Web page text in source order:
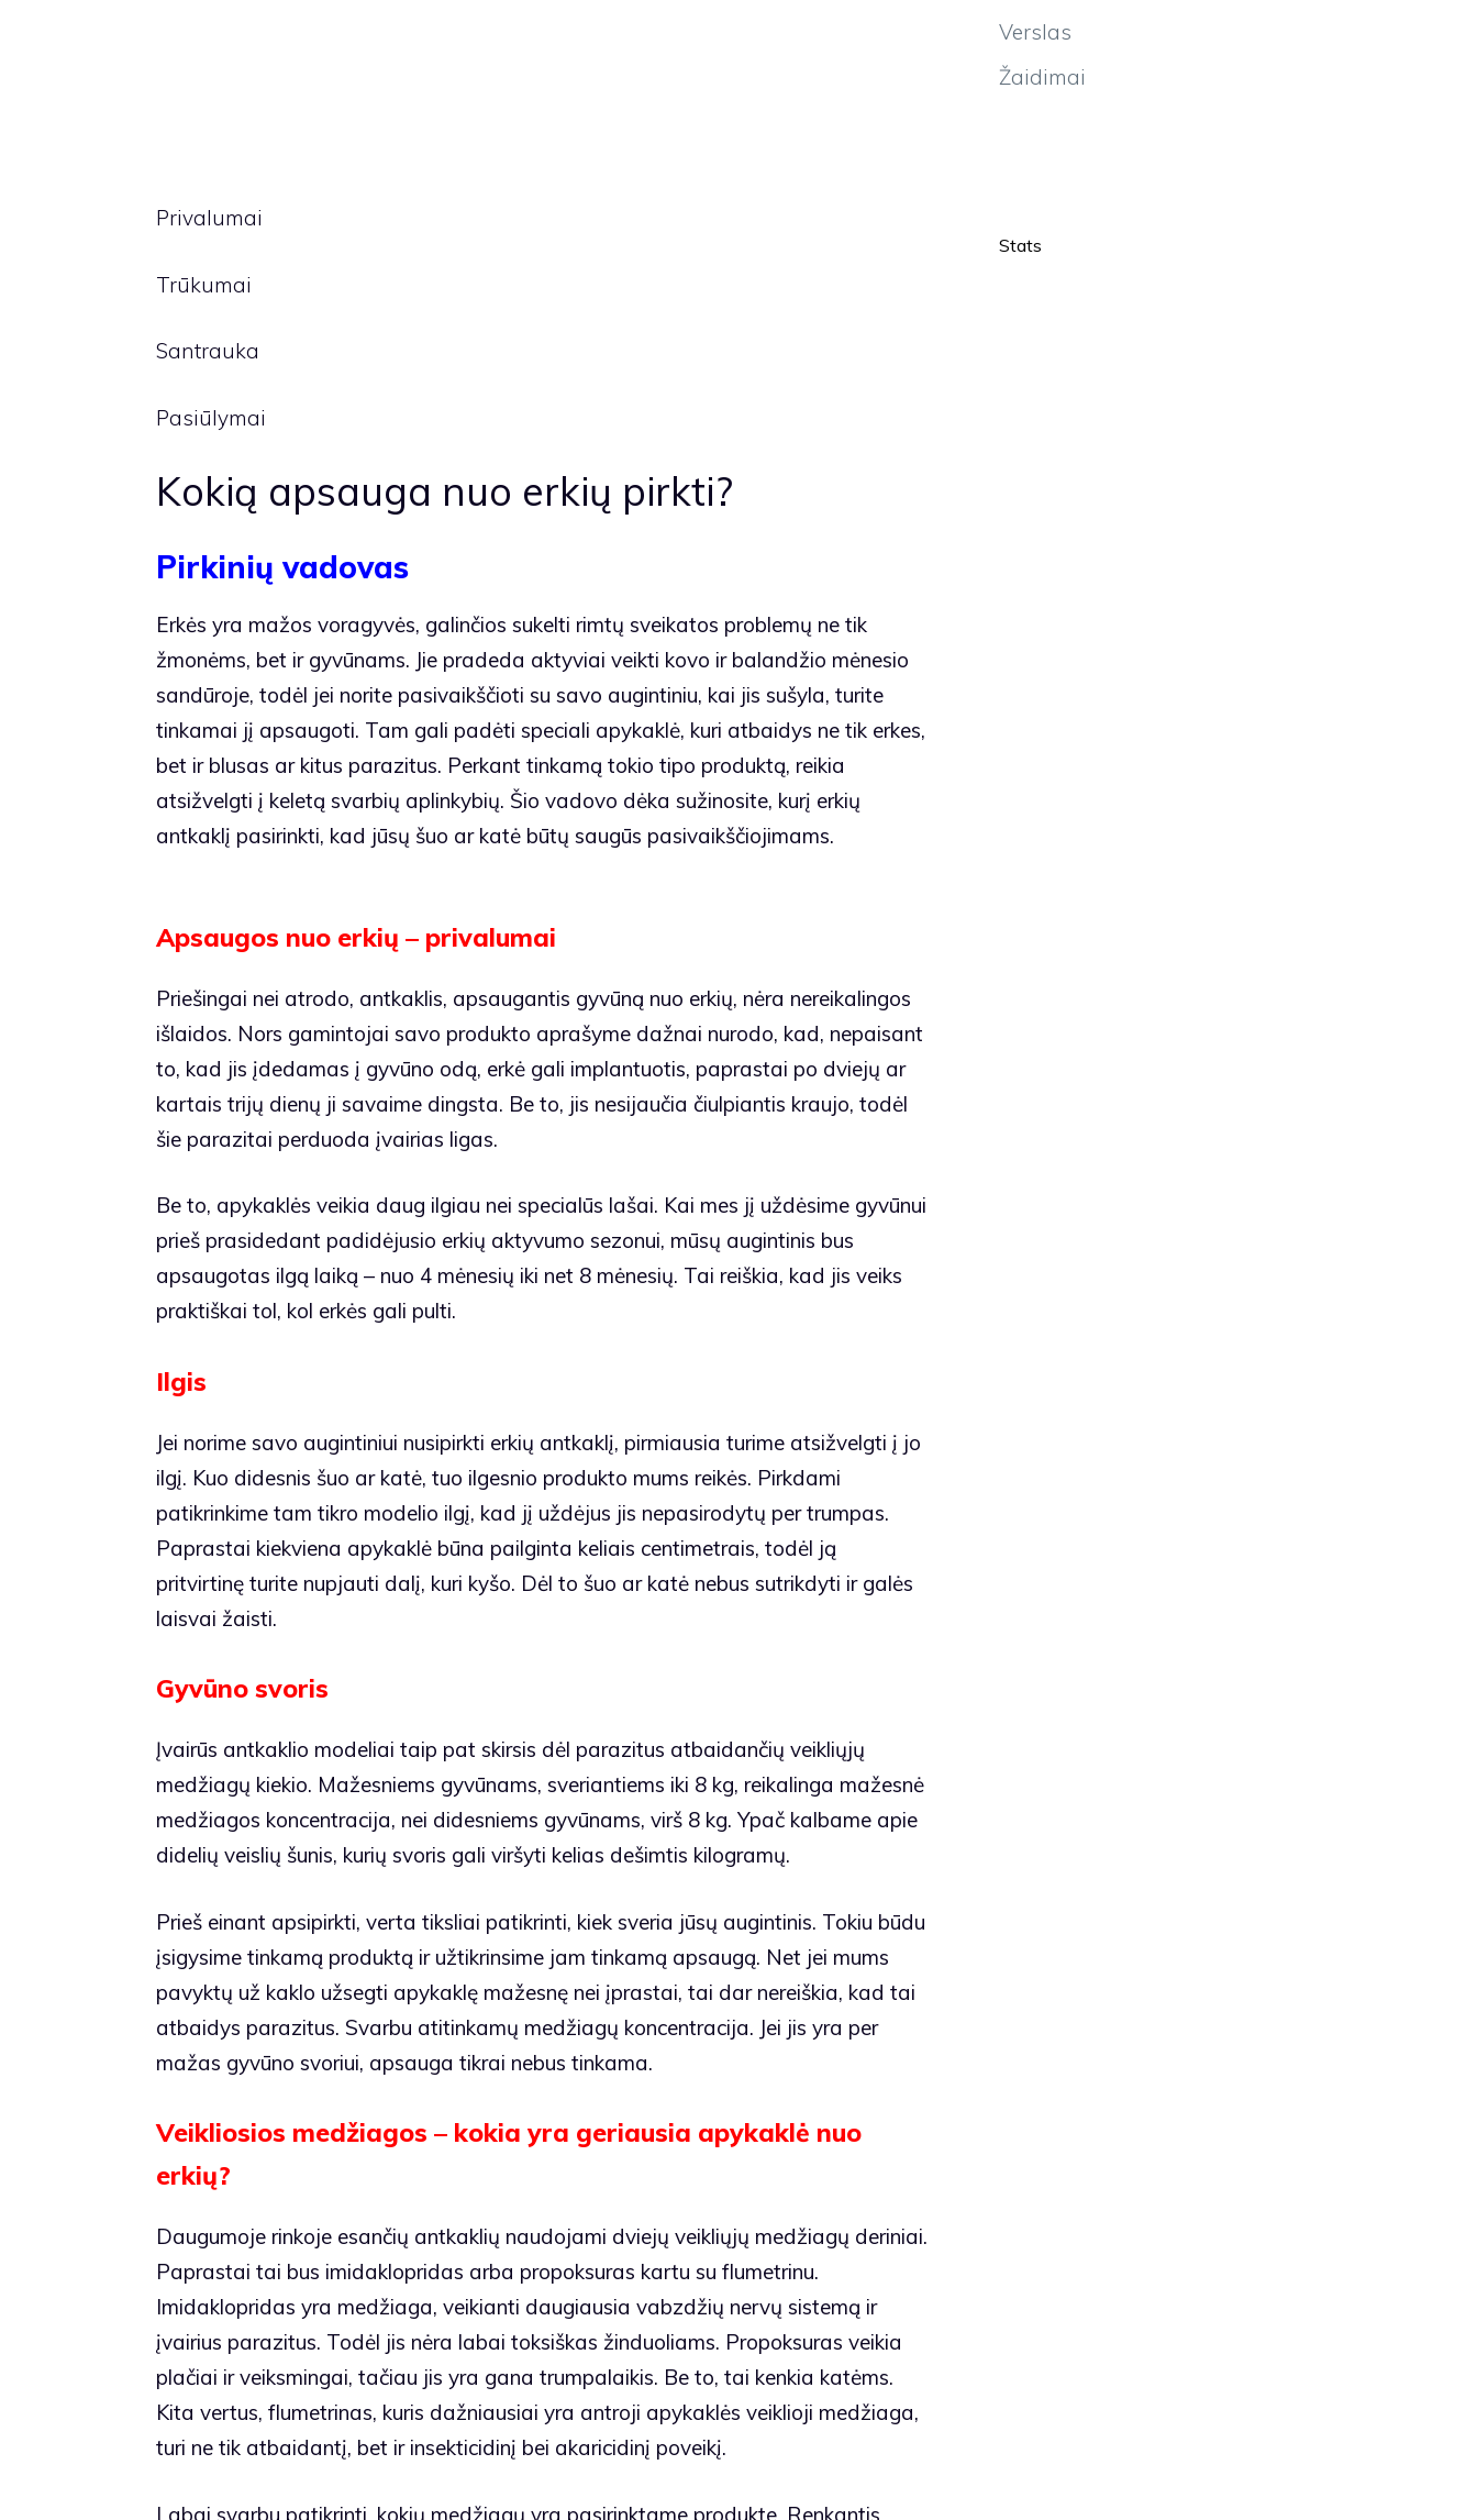
Privalumai
Trūkumai
Santrauka
Pasiūlymai
Kokią apsauga nuo erkių pirkti?
Pirkinių vadovas
Erkės yra mažos voragyvės, galinčios sukelti rimtų sveikatos problemų ne tik
žmonėms, bet ir gyvūnams. Jie pradeda aktyviai veikti kovo ir balandžio mėnesio
sandūroje, todėl jei norite pasivaikščioti su savo augintiniu, kai jis sušyla, turite
tinkamai jį apsaugoti. Tam gali padėti speciali apykaklė, kuri atbaidys ne tik erkes,
bet ir blusas ar kitus parazitus. Perkant tinkamą tokio tipo produktą, reikia
atsižvelgti į keletą svarbių aplinkybių. Šio vadovo dėka sužinosite, kurį erkių
antkaklį pasirinkti, kad jūsų šuo ar katė būtų saugūs pasivaikščiojimams.
Apsaugos nuo erkių – privalumai
Priešingai nei atrodo, antkaklis, apsaugantis gyvūną nuo erkių, nėra nereikalingos
išlaidos. Nors gamintojai savo produkto aprašyme dažnai nurodo, kad, nepaisant
to, kad jis įdedamas į gyvūno odą, erkė gali implantuotis, paprastai po dviejų ar
kartais trijų dienų ji savaime dingsta. Be to, jis nesijaučia čiulpiantis kraujo, todėl
šie parazitai perduoda įvairias ligas.
Be to, apykaklės veikia daug ilgiau nei specialūs lašai. Kai mes jį uždėsime gyvūnui
prieš prasidedant padidėjusio erkių aktyvumo sezonui, mūsų augintinis bus
apsaugotas ilgą laiką – nuo 4 mėnesių iki net 8 mėnesių. Tai reiškia, kad jis veiks
praktiškai tol, kol erkės gali pulti.
Ilgis
Jei norime savo augintiniui nusipirkti erkių antkaklį, pirmiausia turime atsižvelgti į jo
ilgį. Kuo didesnis šuo ar katė, tuo ilgesnio produkto mums reikės. Pirkdami
patikrinkime tam tikro modelio ilgį, kad jį uždėjus jis nepasirodytų per trumpas.
Paprastai kiekviena apykaklė būna pailginta keliais centimetrais, todėl ją
pritvirtinę turite nupjauti dalį, kuri kyšo. Dėl to šuo ar katė nebus sutrikdyti ir galės
laisvai žaisti.
Gyvūno svoris
Įvairūs antkaklio modeliai taip pat skirsis dėl parazitus atbaidančių veikliųjų
medžiagų kiekio. Mažesniems gyvūnams, sveriantiems iki 8 kg, reikalinga mažesnė
medžiagos koncentracija, nei didesniems gyvūnams, virš 8 kg. Ypač kalbame apie
didelių veislių šunis, kurių svoris gali viršyti kelias dešimtis kilogramų.
Prieš einant apsipirkti, verta tiksliai patikrinti, kiek sveria jūsų augintinis. Tokiu būdu
įsigysime tinkamą produktą ir užtikrinsime jam tinkamą apsaugą. Net jei mums
pavyktų už kaklo užsegti apykaklę mažesnę nei įprastai, tai dar nereiškia, kad tai
atbaidys parazitus. Svarbu atitinkamų medžiagų koncentracija. Jei jis yra per
mažas gyvūno svoriui, apsauga tikrai nebus tinkama.
Veikliosios medžiagos – kokia yra geriausia apykaklė nuo
erkių?
Daugumoje rinkoje esančių antkaklių naudojami dviejų veikliųjų medžiagų deriniai.
Paprastai tai bus imidaklopridas arba propoksuras kartu su flumetrinu.
Imidaklopridas yra medžiaga, veikianti daugiausia vabzdžių nervų sistemą ir
įvairius parazitus. Todėl jis nėra labai toksiškas žinduoliams. Propoksuras veikia
plačiai ir veiksmingai, tačiau jis yra gana trumpalaikis. Be to, tai kenkia katėms.
Kita vertus, flumetrinas, kuris dažniausiai yra antroji apykaklės veiklioji medžiaga,
turi ne tik atbaidantį, bet ir insekticidinį bei akaricidinį poveikį.
Labai svarbu patikrinti, kokių medžiagų yra pasirinktame produkte. Renkantis
Verslas
Žaidimai
Stats